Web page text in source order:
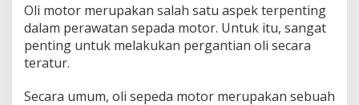
Oli motor merupakan salah satu aspek terpenting
dalam perawatan sepada motor. Untuk itu, sangat
penting untuk melakukan pergantian oli secara
teratur.
Secara umum, oli sepeda motor merupakan sebuah